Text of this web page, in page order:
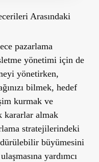
Arasındaki
pazarlama
yönetimi için de
yönetirken,
bilmek, hedef
kurmak ve
kararlar almak
stratejilerindeki
büyümesini
yardımcı